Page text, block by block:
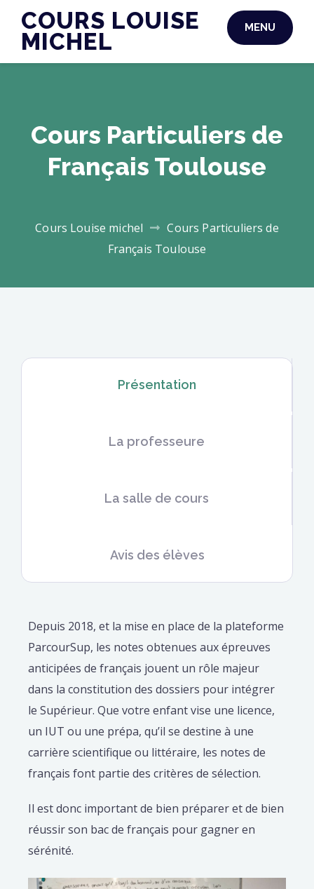
COURS LOUISE
MICHEL
MENU
Cours Particuliers de
Français Toulouse
Cours Louise michel
Cours Particuliers de
Français Toulouse
Présentation
La professeure
La salle de cours
Avis des élèves
Depuis 2018, et la mise en place de la plateforme
ParcourSup, les notes obtenues aux épreuves
anticipées de français jouent un rôle majeur
dans la constitution des dossiers pour intégrer
le Supérieur. Que votre enfant vise une licence,
un IUT ou une prépa, qu’il se destine à une
carrière scientifique ou littéraire, les notes de
français font partie des critères de sélection.
Il est donc important de bien préparer et de bien
réussir son bac de français pour gagner en
sérénité.